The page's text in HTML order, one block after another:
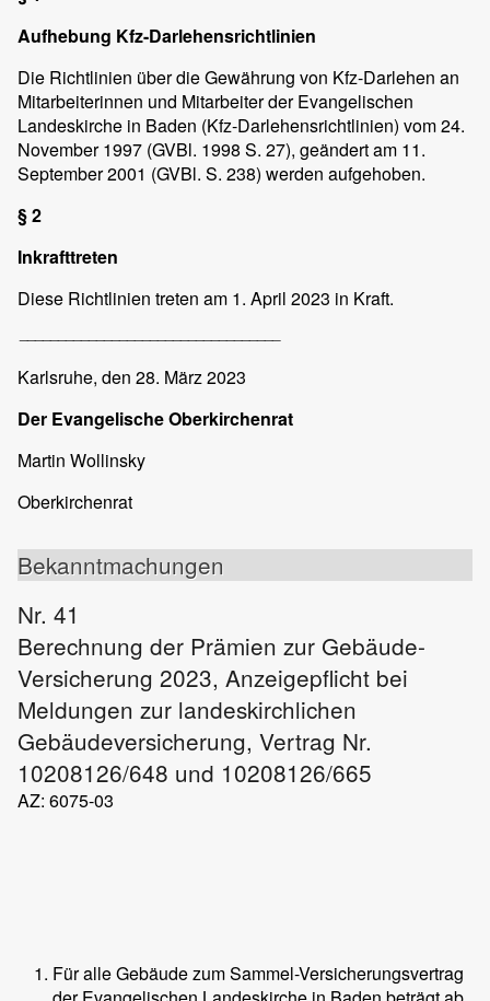
Aufhebung Kfz-Darlehensrichtlinien
Die Richtlinien über die Gewährung von Kfz-Darlehen an
Mitarbeiterinnen und Mitarbeiter der Evangelischen
Landeskirche in Baden (Kfz-Darlehensrichtlinien) vom 24.
November 1997 (GVBl. 1998 S. 27), geändert am 11.
September 2001 (GVBl. S. 238) werden aufgehoben.
§ 2
Inkrafttreten
Diese Richtlinien treten am 1. April 2023 in Kraft.
Karlsruhe, den 28. März 2023
Der Evangelische Oberkirchenrat
Martin Wollinsky
Oberkirchenrat
Bekanntmachungen
Nr. 41
Berechnung der Prämien zur Gebäude-
Versicherung 2023, Anzeigepflicht bei
Meldungen zur landeskirchlichen
Gebäudeversicherung, Vertrag Nr.
10208126/648 und 10208126/665
AZ: 6075-03
Für alle Gebäude zum Sammel-Versicherungsvertrag